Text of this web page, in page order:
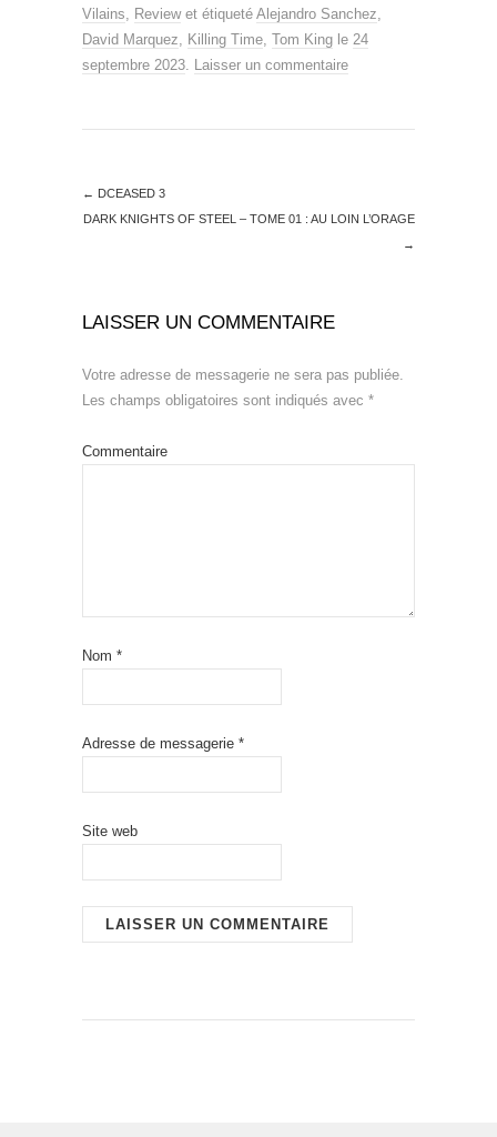
Vilains
Reviewet étiqueté Alejandro Sanchez
David Marquez
Killing Time Tom King le 24
septembre 2023
Laisser un commentaire
← DCEASED 3
DARK KNIGHTS OF STEEL – TOME 01 : AU LOIN L’ORAGE
→
LAISSER UN COMMENTAIRE
Votre adresse de messagerie ne sera pas publiée.
Les champs obligatoires sont indiqués avec *
Commentaire
Nom *
Adresse de messagerie *
Site web